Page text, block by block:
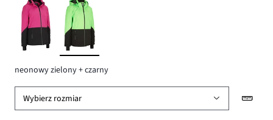
neonowy zielony + czarny
Wybierz rozmiar